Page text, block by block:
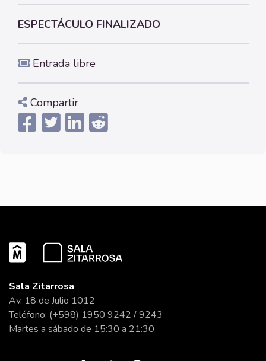
ESPECTÁCULO FINALIZADO
Entrada libre
Compartir
Sala Zitarrosa
Av. 18 de Julio 1012
Teléfono: (+598) 1950 9242 / 9243
Martes a sábado de 15:30 a 21:30